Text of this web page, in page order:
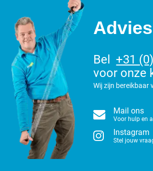
Bel
+31
voor onze
Wij zijn bereikbaar
Mail ons
Voor hulp en
Instagram
Stel jouw